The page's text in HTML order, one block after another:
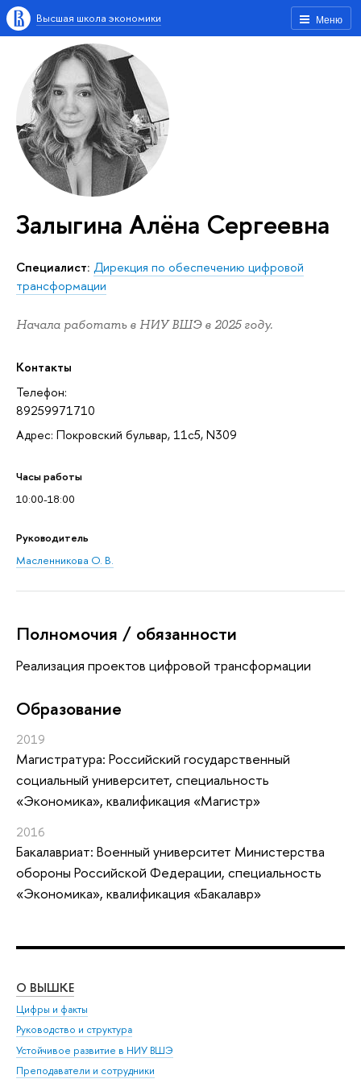
Меню
Высшая школа экономики
Залыгина Алёна Сергеевна
Специалист: Дирекция по обеспечению цифровой
трансформации
Начала работать в НИУ ВШЭ в 2025 году.
Контакты
Телефон:
89259971710
Адрес: Покровский бульвар, 11с5, N309
Часы работы
10:00-18:00
Руководитель
Масленникова О. В.
Полномочия / обязанности
Реализация проектов цифровой трансформации
Oбразование
2019
Магистратура: Российский государственный
социальный университет, специальность
«Экономика», квалификация «Магистр»
2016
Бакалавриат: Военный университет Министерства
обороны Российской Федерации, специальность
«Экономика», квалификация «Бакалавр»
О ВЫШКЕ
Цифры и факты
Руководство и структура
Устойчивое развитие в НИУ ВШЭ
Преподаватели и сотрудники